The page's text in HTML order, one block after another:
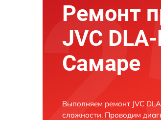
Ремонт
JVC
Самаре
Выполняем ремонт JVC
сложности. Проводим